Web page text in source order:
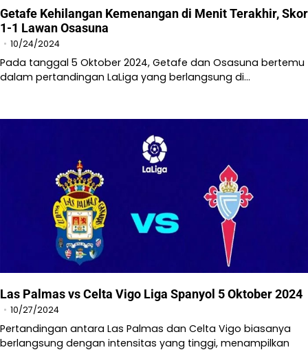
Getafe Kehilangan Kemenangan di Menit Terakhir, Skor
1-1 Lawan Osasuna
10/24/2024
Pada tanggal 5 Oktober 2024, Getafe dan Osasuna bertemu
dalam pertandingan LaLiga yang berlangsung di…
Las Palmas vs Celta Vigo Liga Spanyol 5 Oktober 2024
10/27/2024
Pertandingan antara Las Palmas dan Celta Vigo biasanya
berlangsung dengan intensitas yang tinggi, menampilkan